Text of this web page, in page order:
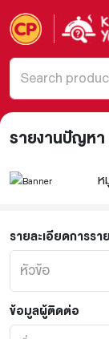
รายงานปัญหา
ห
รายละเอียดการรา
ข้อมูลผู้ติดต่อ